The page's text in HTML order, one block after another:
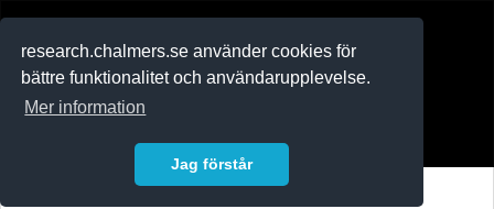
research.chalmers.se använder cookies för
bättre funktionalitet och användarupplevelse.
Mer information
Jag förstår